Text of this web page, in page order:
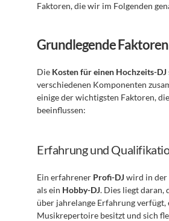
Faktoren, die wir im Folgenden
Grundlegende Faktoren
Die Kosten für einen Hochzeits-DJ
verschiedenen Komponenten
einige der wichtigsten Faktoren,
beeinflussen:
Erfahrung und
Ein erfahrener Profi-DJ wird in der
als ein Hobby-DJ. Dies liegt daran,
über jahrelange Erfahrung verfügt,
Musikrepertoire besitzt und sich